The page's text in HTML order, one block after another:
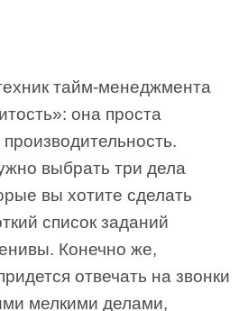
тайм-менеджмента
она проста
выбрать три дела
вы хотите сделать
список заданий
Конечно же,
отвечать на звонки
мелкими делами,